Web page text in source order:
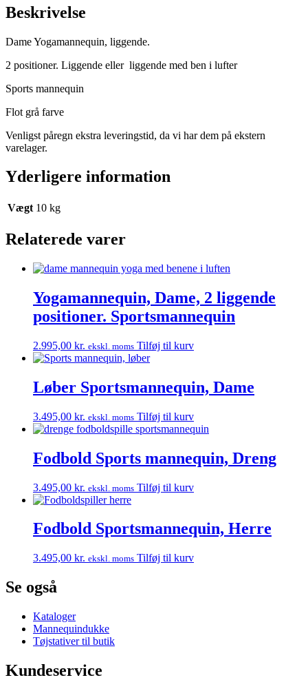
Beskrivelse
Dame Yogamannequin, liggende.
2 positioner. Liggende eller liggende med ben i lufter
Sports mannequin
Flot grå farve
Venligst påregn ekstra leveringstid, da vi har dem på ekstern
varelager.
Yderligere information
Vægt 10 kg
Relaterede varer
Yogamannequin, Dame, 2 liggende
positioner. Sportsmannequin
2.995,00 kr. ekskl. moms Tilføj til kurv
Løber Sportsmannequin, Dame
3.495,00 kr. ekskl. moms Tilføj til kurv
Fodbold Sports mannequin, Dreng
3.495,00 kr. ekskl. moms Tilføj til kurv
Fodbold Sportsmannequin, Herre
3.495,00 kr. ekskl. moms Tilføj til kurv
Se også
Kataloger
Mannequindukke
Tøjstativer til butik
Kundeservice